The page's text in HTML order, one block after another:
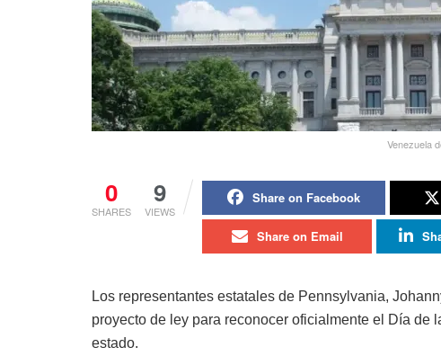
Venezuela
0
SHARES
9
VIEWS
Share on Facebook
Share on Email
Los representantes estatales de Pennsylvania,
proyecto de ley para reconocer oficialmente el Día de
estado.